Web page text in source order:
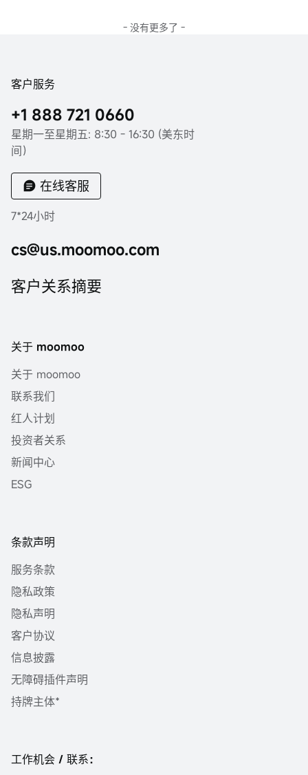
- 没有更多了 -
客户服务
+1 888 721 0660
星期一至星期五: 8:30 - 16:30 (美东时
间）
在线客服
7*24小时
cs@us.moomoo.com
客户关系摘要
关于 moomoo
关于 moomoo
联系我们
红人计划
投资者关系
新闻中心
ESG
条款声明
服务条款
隐私政策
隐私声明
客户协议
信息披露
无障碍插件声明
持牌主体*
工作机会 / 联系：